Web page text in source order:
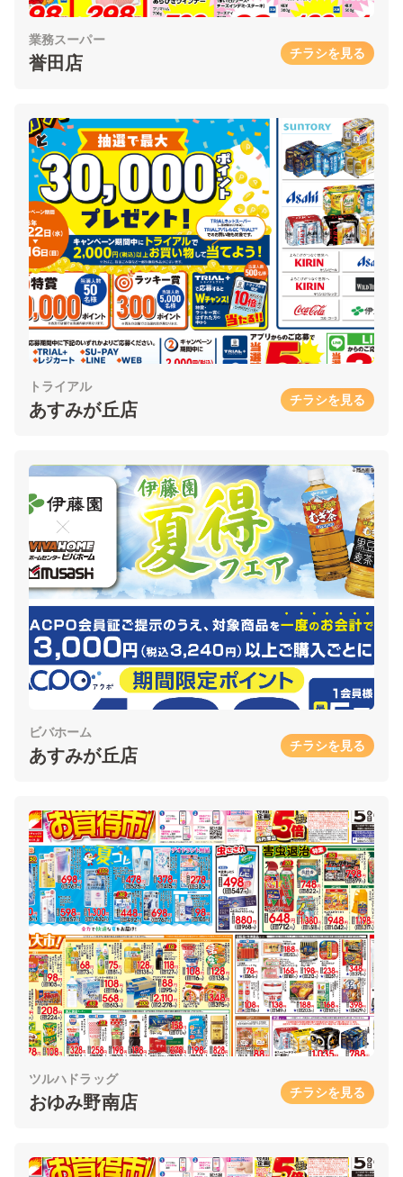
業務スーパー
誉田店 チラシを見る
トライアル
あすみが丘店 チラシを見る
ビバホーム
あすみが丘店 チラシを見る
ツルハドラッグ
おゆみ野南店 チラシを見る